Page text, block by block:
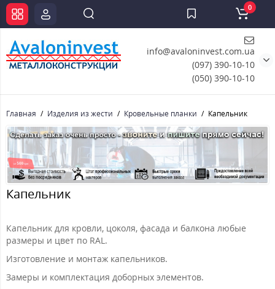
info@avaloninvest.com.ua
(097) 390-10-10
(050) 390-10-10
0
Главная Изделия из жести Кровельные планки Капельник
Капельник
Капельник для кровли, цоколя, фасада и балкона любые
размеры и цвет по RAL.
Изготовление и монтаж капельников.
Замеры и комплектация доборных элементов.